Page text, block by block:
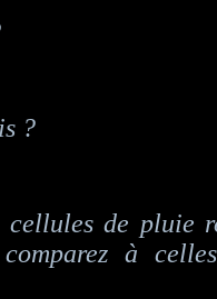
?
cellules de pluie
à